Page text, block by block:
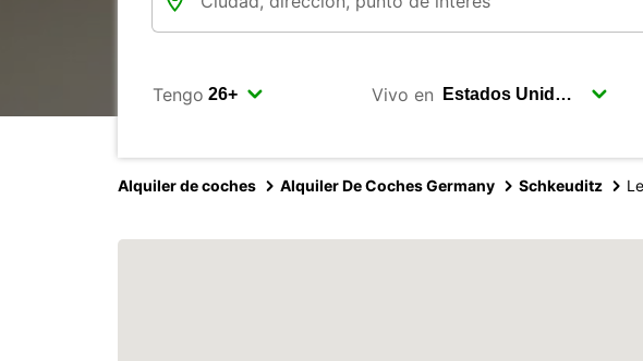
Tengo Vivo en
Alquiler de coches Alquiler De Coches Germany Schkeuditz